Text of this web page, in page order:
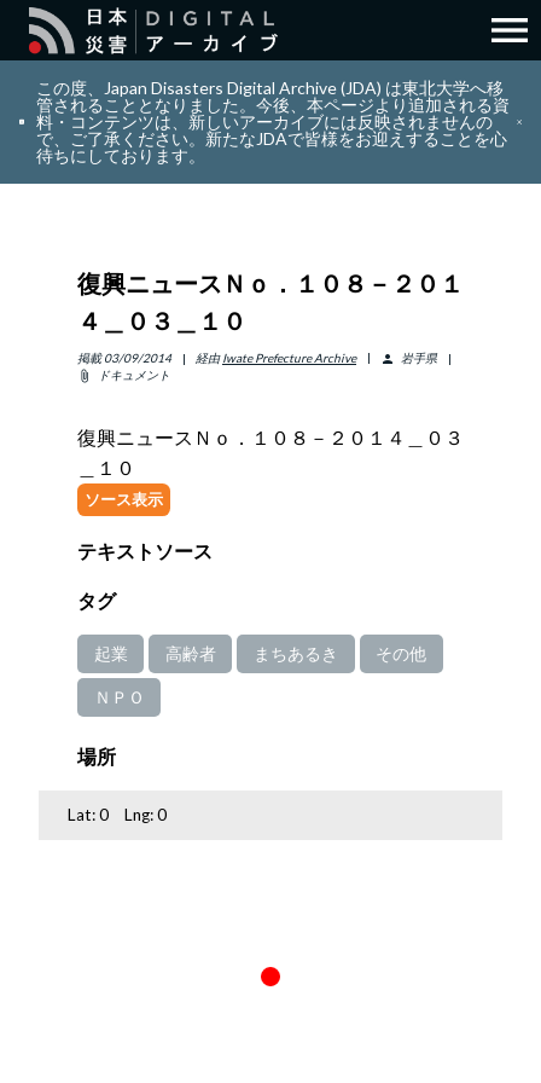
search 検索
layers コレクション
info_outline リソース
アバウト
ENGLISH 日本語
menu
この度、Japan Disasters Digital Archive (JDA) は東北大学へ移
管されることとなりました。今後、本ページより追加される資
料・コンテンツは、新しいアーカイブには反映されませんの
で、ご了承ください。新たなJDAで皆様をお迎えすることを心
待ちにしております。
復興ニュースＮｏ．１０８－２０１
４＿０３＿１０
掲載 03/09/2014 経由 Iwate Prefecture Archive person
岩手県
attach_file
ドキュメント
復興ニュースＮｏ．１０８－２０１４＿０３
＿１０
ソース表示
テキストソース
タグ
起業 高齢者 まちあるき その他
ＮＰＯ
場所
Lat:0 Lng:0